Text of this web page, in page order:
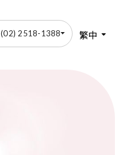
(02) 2518-1388 繁中